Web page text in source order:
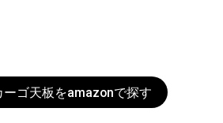
ーゴ天板をamazonで探す